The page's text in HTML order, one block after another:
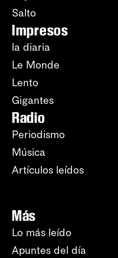
Salto
Impresos
la diaria
Le Monde
Lento
Gigantes
Radio
Periodismo
Música
Artículos leídos
Más
Lo más leído
Apuntes del día